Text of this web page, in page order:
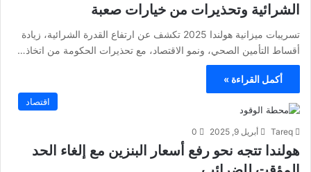
الشرائية وتحذيرات من خيارات صعبة
تسريبات ميزانية هولندا 2025 تكشف عن ارتفاع القدرة الشرائية، زيادة
أقساط التأمين الصحي، ونمو الاقتصاد، مع تحذيرات الحكومة من اتخاذ…
أكمل القراءة »
اقتصاد
Tareq أبريل 9, 2025 0
هولندا تتجه نحو رفع أسعار البنزين مع إلغاء الحد